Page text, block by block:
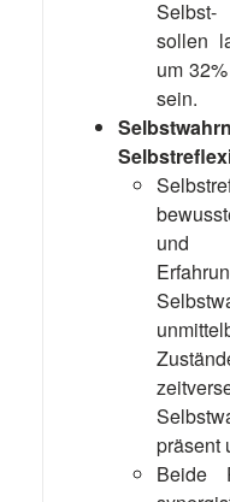
Selbst-
sollen
um
sein.
und
präsent
Beide